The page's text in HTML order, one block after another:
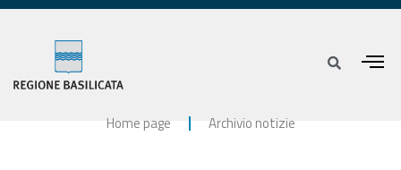
Home page Archivio notizie